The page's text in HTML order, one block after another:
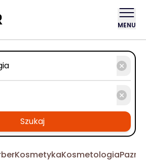
MENU
Szukaj
KosmetykaKosmetologia